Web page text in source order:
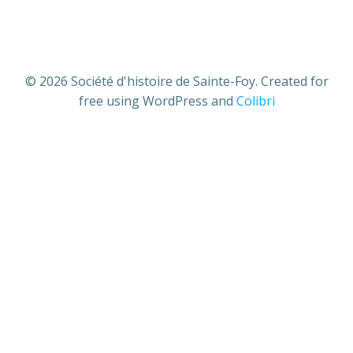
© 2026 Société d'histoire de Sainte-Foy. Created for
free using WordPress and Colibri